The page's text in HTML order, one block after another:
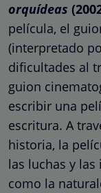
orquídeas
película, el
(interpretado
dificultades al
guion
escribir una
escritura. A
historia, la
las luchas y
como la